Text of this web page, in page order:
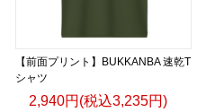
【前面プリント】BUKKANBA 速乾T
シャツ
2,940円(税込3,235円)